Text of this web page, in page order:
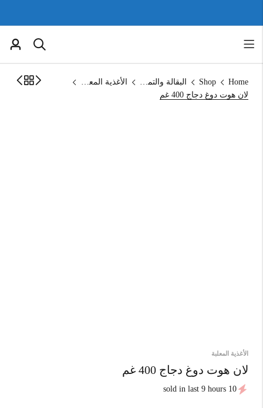
Home
Shop البقالة والتموين
الأغذية المعلبة
لان هوت دوغ دجاج 400 غم
الأغذية المعلبة
لان هوت دوغ دجاج 400 غم
10 sold in last 9 hours